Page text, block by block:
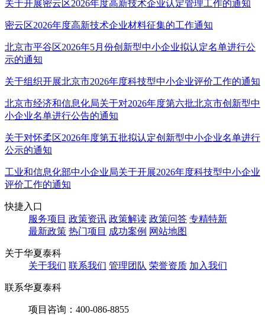
关于开展密云区2026年度高新技术企业认定管理工作的通知
密云区2026年度高新技术企业材料征集的工作通知
北京市平谷区2026年5月份创新型中小企业拟认定名单进行公
示的通知
关于组织开展北京市2026年度科技型中小企业评价工作的通知
北京市经济和信息化局关于对2026年度第六批北京市创新型中
小企业名单进行公告的通知
关于对怀柔区2026年度第五批拟认定创新型中小企业名单进行
公示的通知
工业和信息化部中小企业局关于开展2026年度科技型中小企业
评价工作的通知
快捷入口
服务项目 政策资讯 政策解读 政策问答 专精特新
最新政策 热门项目 成功案例 网站地图
关于华夏泰科
关于我们 联系我们 管理团队 荣誉资质 加入我们
联系华夏泰科
项目咨询： 400-086-8855